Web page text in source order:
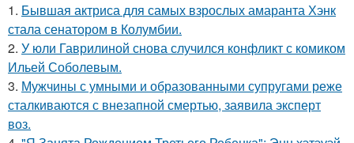
1. Бывшая актриса для самых взрослых амаранта Хэнк
стала сенатором в Колумбии.
2. У юли Гаврилиной снова случился конфликт с комиком
Ильей Соболевым.
3. Мужчины с умными и образованными супругами реже
сталкиваются с внезапной смертью, заявила эксперт
воз.